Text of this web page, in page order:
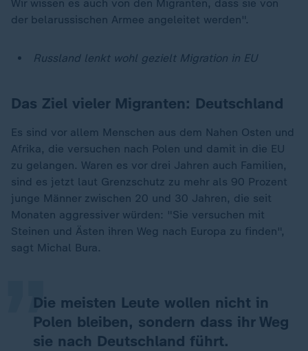
Wir wissen es auch von den Migranten, dass sie von
der belarussischen Armee angeleitet werden".
Russland lenkt wohl gezielt Migration in EU
Das Ziel vieler Migranten: Deutschland
Es sind vor allem Menschen aus dem Nahen Osten und
Afrika, die versuchen nach Polen und damit in die EU
zu gelangen. Waren es vor drei Jahren auch Familien,
sind es jetzt laut Grenzschutz zu mehr als 90 Prozent
junge Männer zwischen 20 und 30 Jahren, die seit
Monaten aggressiver würden: "Sie versuchen mit
Steinen und Ästen ihren Weg nach Europa zu finden",
sagt Michal Bura.
Die meisten Leute wollen nicht in
Polen bleiben, sondern dass ihr Weg
sie nach Deutschland führt.
„